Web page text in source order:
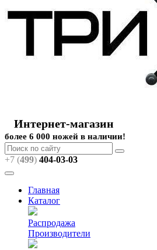
Интернет-магазин
более 6 000 ножей в наличии!
+7 (499) 404-03-03
Главная
Каталог
Распродажа
Производители